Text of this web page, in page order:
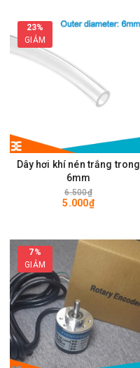
23%
GIẢM
Dây hơi khí nén trắng trong
6mm
6.500₫
5.000₫
7%
GIẢM